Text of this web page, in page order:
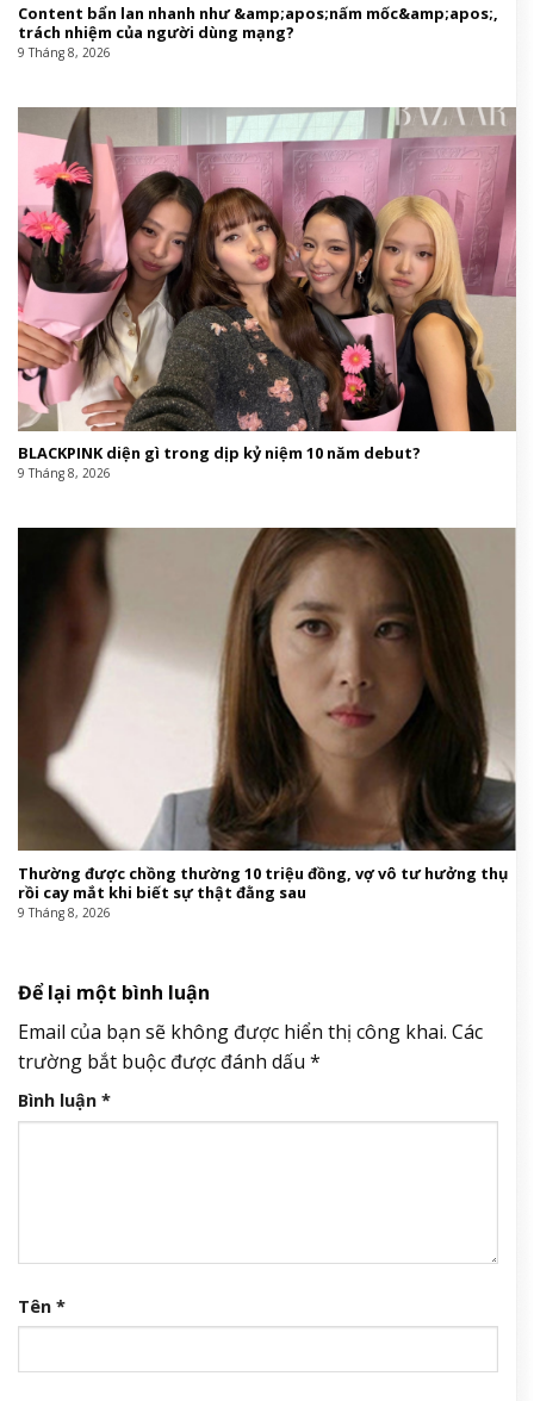
Content bẩn lan nhanh như &amp;apos;nấm mốc&amp;apos;,
trách nhiệm của người dùng mạng?
9 Tháng 8, 2026
BLACKPINK diện gì trong dịp kỷ niệm 10 năm debut?
9 Tháng 8, 2026
Thường được chồng thường 10 triệu đồng, vợ vô tư hưởng thụ
rồi cay mắt khi biết sự thật đằng sau
9 Tháng 8, 2026
Để lại một bình luận
Email của bạn sẽ không được hiển thị công khai. Các
trường bắt buộc được đánh dấu *
Bình luận *
Tên *